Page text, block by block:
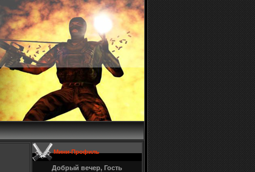
Мини-Профиль
Добрый вечер, Гость